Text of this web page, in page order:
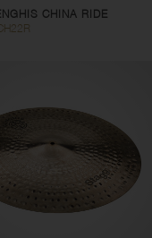
CHINA RIDE